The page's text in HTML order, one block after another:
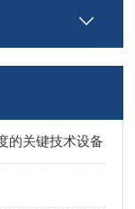
的关键技术设备